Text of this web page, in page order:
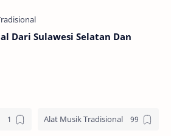
Dari Sulawesi Selatan Dan
Alat Musik Tradisional